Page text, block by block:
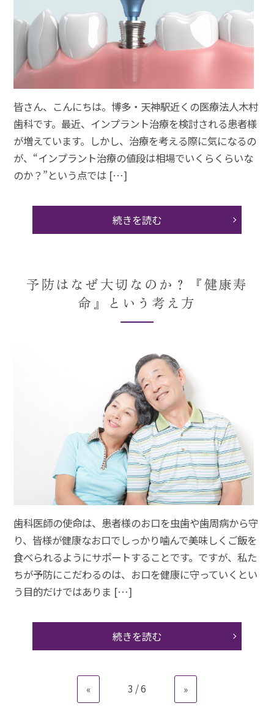
皆さん、こんにちは。博多・天神駅近くの医療法人木村
歯科です。最近、インプラント治療を検討される患者様
が増えています。しかし、治療を考える際に気になるの
が、“インプラント治療の値段は相場でいくらくらいな
のか？”という点では […]
続きを読む
予防はなぜ大切なのか？『健康寿
命』という考え方
歯科医師の使命は、患者様のお口を虫歯や歯周病から守
り、皆様が健康なお口でしっかり噛んで美味しくご飯を
食べられるようにサポートすることです。ですが、私た
ちが予防にこだわるのは、お口を健康に守っていくとい
う目的だけではありま […]
続きを読む
3 / 6
« »